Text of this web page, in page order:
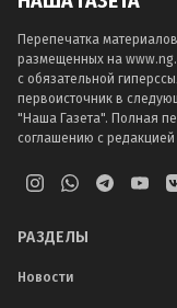
Перепечатка
размещенных на
с обязательной
первоисточник в
"Наша Газета". Полная
соглашению с редакцией
РАЗДЕЛЫ
Новости